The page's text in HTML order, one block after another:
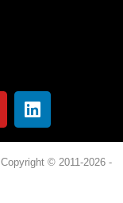
Copyright © 2011-2026 -